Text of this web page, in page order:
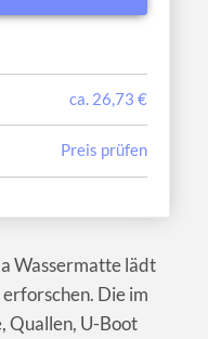
ca. 26,73 €
Preis prüfen
Wassermatte lädt
Die im
Quallen, U-Boot